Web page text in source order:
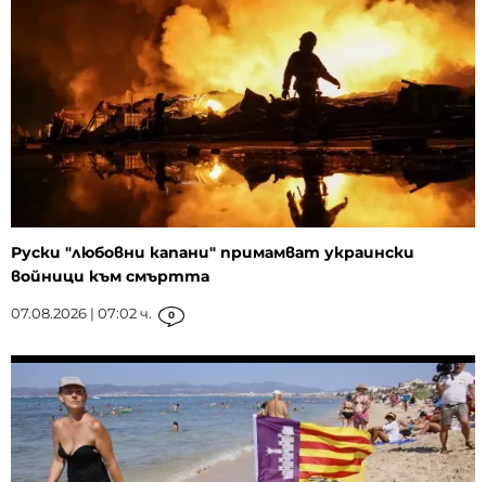
Руски "любовни капани" примамват украински
войници към смъртта
07.08.2026 | 07:02 ч. 0